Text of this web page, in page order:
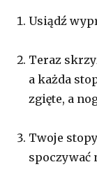
Usiądź
Teraz
a każda
zgięte, a
Twoje
spoczywać